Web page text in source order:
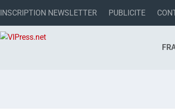
INSCRIPTION NEWSLETTER PUBLICITE